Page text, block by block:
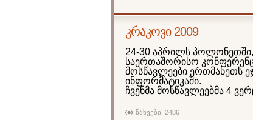
კრაკოვი 2009
24-30 აპრილს პოლონეთში,
საერთაშორისო
მოსწავლეები ერთმანეთს
ინფორმატიკაში.
ჩვენმა მოსწავლეებმა 4
ნახვები: 2486